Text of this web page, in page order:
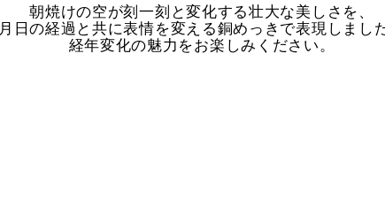
朝焼けの空が刻一刻と変化する壮大な美しさを、
月日の経過と共に表情を変える銅めっきで表現しました
経年変化の魅力をお楽しみください。